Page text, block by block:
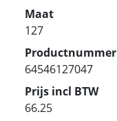
Maat
127
Productnummer
64546127047
Prijs incl BTW
66.25